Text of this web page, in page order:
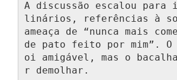
A discussão escalou para
linários, referências à
ameaça de “nunca mais
de pato feito por mim”.
oi amigável, mas o
r demolhar.